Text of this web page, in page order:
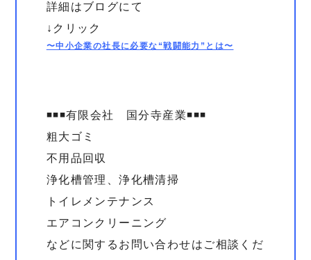
詳細はブログにて
↓クリック
〜中小企業の社長に必要な“戦闘能力”とは〜
◾️◾️◾️有限会社 国分寺産業◾️◾️◾️
粗大ゴミ
不用品回収
浄化槽管理、浄化槽清掃
トイレメンテナンス
エアコンクリーニング
などに関するお問い合わせはご相談くだ